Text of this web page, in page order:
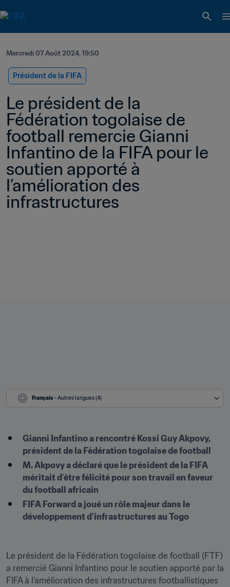
Mercredi 07 Août 2024, 19:50
Président de la FIFA
Le président de la
Fédération togolaise de
football remercie Gianni
Infantino de la FIFA pour le
soutien apporté à
l’amélioration des
infrastructures
Français - Autres langues (4)
Gianni Infantino a rencontré Kossi Guy Akpovy,
président de la Fédération togolaise de football
M. Akpovy a déclaré que le président de la FIFA
méritait d’être félicité pour son travail en faveur
du football africain
FIFA Forward a joué un rôle majeur dans le
développement d’infrastructures au Togo
Le président de la Fédération togolaise de football (FTF)
a remercié Gianni Infantino pour le soutien apporté par la
FIFA à l’amélioration des infrastructures footballistiques